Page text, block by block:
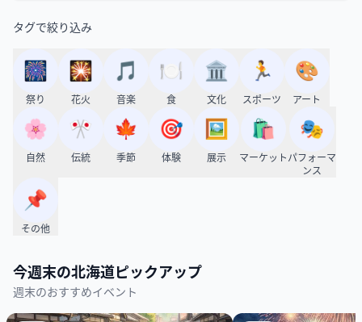
タグで絞り込み
🎆
祭り
🎇
花火
🎵
音楽
🍽️
食
🏛️
文化
🏃
スポーツ
🎨
アート
🌸
自然
🎌
伝統
🍁
季節
🎯
体験
🖼️
展示
🛍️
マーケット
🎭
パフォーマ
ンス
📌
その他
今週末の北海道 ピックアップ
週末のおすすめイベント